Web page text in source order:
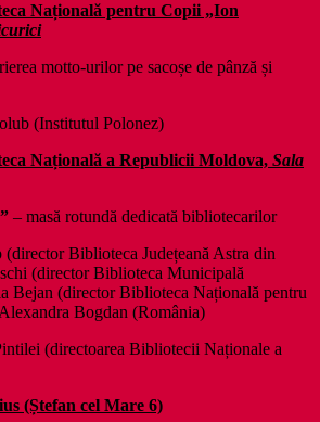
Națională pentru Copii „Ion
motto-urilor pe sacoșe de pânză și
(Institutul Polonez)
Națională a Republicii Moldova, Sala
– masă rotundă dedicată bibliotecarilor
(director Biblioteca Județeană Astra din
(director Biblioteca Municipală
Bejan (director Biblioteca Națională pentru
Bogdan (România)
(directoarea Bibliotecii Naționale a
(Ștefan cel Mare 6)